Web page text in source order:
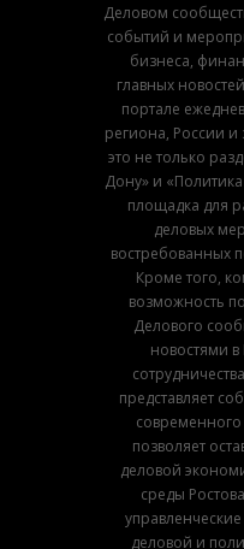
Деловом
событий и
бизнеса,
главных
портале
региона, России и
это не только
Дону» и
площадка для
деловых
востребованных
Кроме того,
возможность
Делового
новостями в
представляет
позволяет
деловой
среды
деловой и